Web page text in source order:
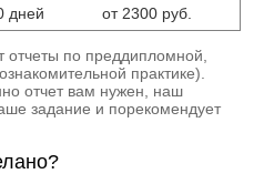
дней от 2300 руб.
по преддипломной,
практике).
отчет вам нужен, наш
задание и порекомендует